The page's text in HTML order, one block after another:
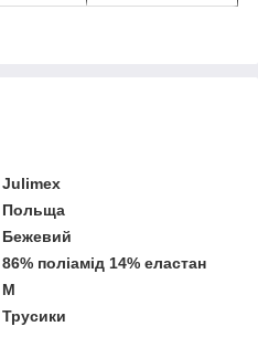
Julimex
Польща
Бежевий
86% поліамід 14% еластан
M
Трусики